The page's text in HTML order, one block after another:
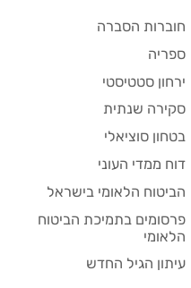
חוברות הסברה
ספריה
ירחון סטטיסטי
סקירה שנתית
בטחון סוציאלי
דוח ממדי העוני
הביטוח הלאומי בישראל
פרסומים בתמיכת הביטוח
הלאומי
עיתון הגיל החדש